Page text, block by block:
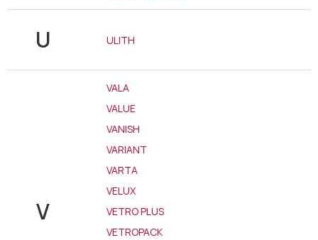
U ULITH
V
VALA
VALUE
VANISH
VARIANT
VARTA
VELUX
VETRO PLUS
VETROPACK